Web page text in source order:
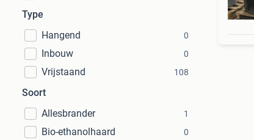
Type
Hangend
0
Inbouw 0
Vrijstaand 108
Soort
Allesbrander
1
Bio-ethanolhaard 0